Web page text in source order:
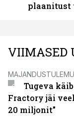
plaanitust
VIIMASED
Tugeva
Fractory jäi
20 miljonit”